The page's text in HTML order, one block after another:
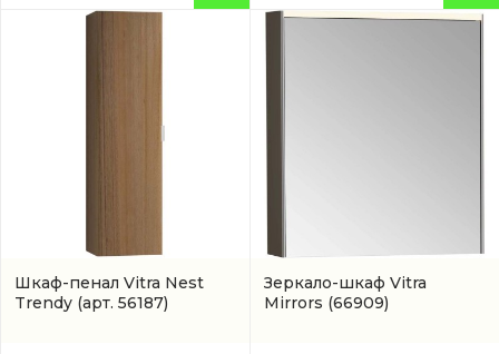
Шкаф-пенал Vitra Nest
Trendy (арт. 56187)
Зеркало-шкаф Vitra
Mirrors (66909)